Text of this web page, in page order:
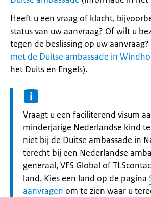
Heeft u een vraag of klacht,
status van uw aanvraag? Of wilt u
tegen de beslissing op uw aanvraag?
met de Duitse ambassade in
het Duits en Engels).
Informatie:
Vraagt u een faciliterend visum
minderjarige Nederlandse kind
niet bij de Duitse ambassade in
terecht bij een Nederlandse
generaal, VFS Global of
land. Kies een land op de pagina
aanvragen om te zien waar u